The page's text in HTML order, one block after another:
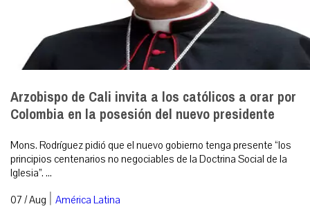
Arzobispo de Cali invita a los católicos a orar por
Colombia en la posesión del nuevo presidente
Mons. Rodríguez pidió que el nuevo gobierno tenga presente “los
principios centenarios no negociables de la Doctrina Social de la
Iglesia”. ...
07 / Aug | América Latina